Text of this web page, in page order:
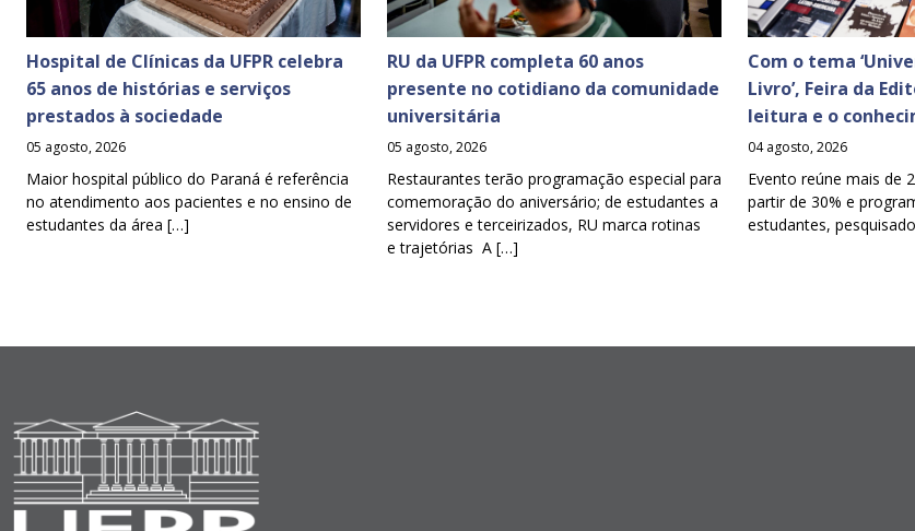
Hospital de Clínicas da UFPR celebra
65 anos de histórias e serviços
prestados à sociedade
05 agosto, 2026
Maior hospital público do Paraná é referência
no atendimento aos pacientes e no ensino de
estudantes da área […]
RU da UFPR completa 60 anos
presente no cotidiano da comunidade
universitária
05 agosto, 2026
Restaurantes terão programação especial para
comemoração do aniversário; de estudantes a
servidores e terceirizados, RU marca rotinas
e trajetórias A […]
Com o tema
Livro’, Feira da
leitura e o
04 agosto, 2026
Evento reúne mais de
partir de 30% e
estudantes,